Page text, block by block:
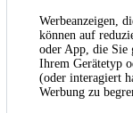
Werbeanzeigen,
können auf
oder App, die Sie
Ihrem Gerätetyp
(oder interagiert
Werbung zu